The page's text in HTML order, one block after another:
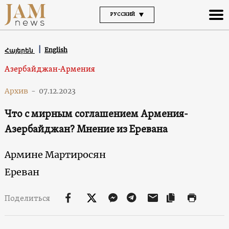
РУССКИЙ
Հայերեն English
Азербайджан-Армения
Архив - 07.12.2023
Что с мирным соглашением Армения-
Азербайджан? Мнение из Еревана
Армине Мартиросян
Ереван
Поделиться